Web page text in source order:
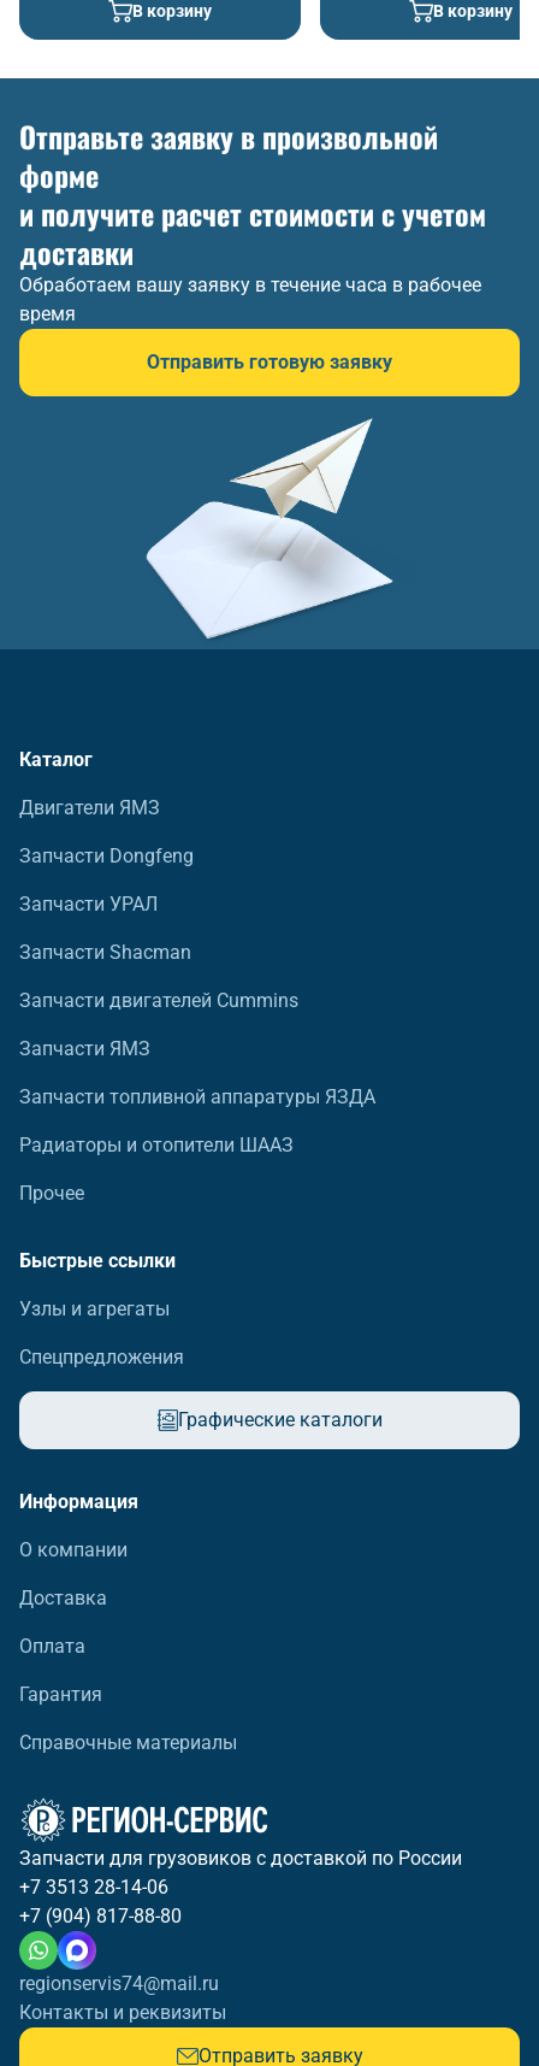
В корзину В корзину
Отправьте заявку в произвольной
форме
и получите расчет стоимости с учетом
доставки
Обработаем вашу заявку в течение часа в рабочее
время
Отправить готовую заявку
Каталог
Двигатели ЯМЗ
Запчасти Dongfeng
Запчасти УРАЛ
Запчасти Shacman
Запчасти двигателей Cummins
Запчасти ЯМЗ
Запчасти топливной аппаратуры ЯЗДА
Радиаторы и отопители ШААЗ
Прочее
Быстрые ссылки
Узлы и агрегаты
Спецпредложения
Графические каталоги
Информация
О компании
Доставка
Оплата
Гарантия
Справочные материалы
Запчасти для грузовиков с доставкой по России
+7 3513 28-14-06
+7 (904) 817-88-80
regionservis74@mail.ru
Контакты и реквизиты
Отправить заявку